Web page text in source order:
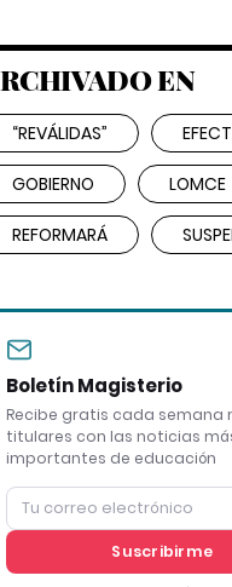
EN
“REVÁLIDAS”
GOBIERNO LOMCE
REFORMARÁ
Boletín Magisterio
Recibe gratis cada semana
titulares con las noticias
importantes de educación
Suscribirme